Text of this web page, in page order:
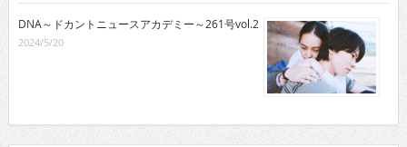
DNA～ドカントニュースアカデミー～261号vol.2
2024/5/20